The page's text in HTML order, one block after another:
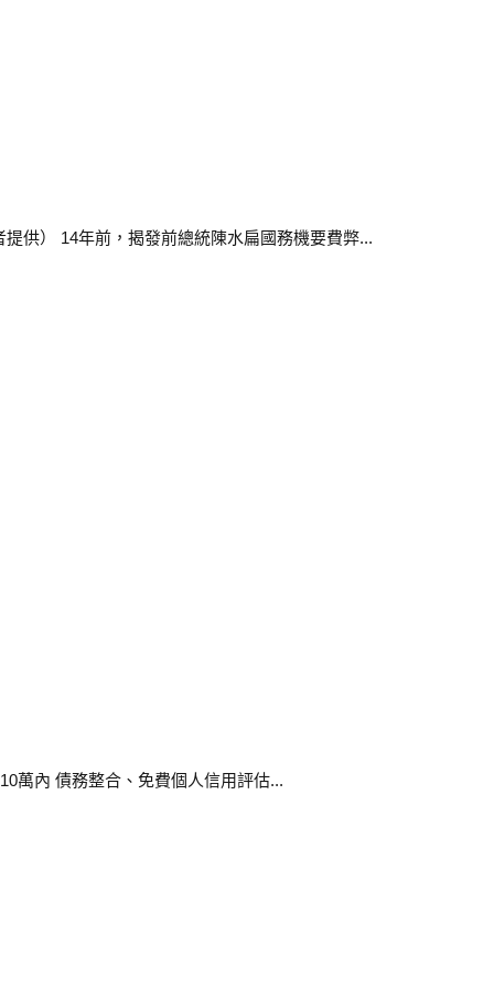
供） 14年前，揭發前總統陳水扁國務機要費弊...
萬內 債務整合、免費個人信用評估...